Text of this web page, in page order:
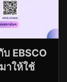
EBSCO
าให้ใช้